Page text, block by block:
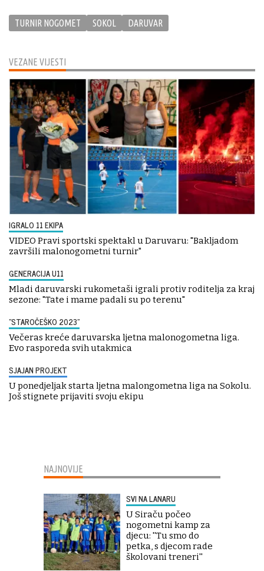
VEZANE VIJESTI
IGRALO 11 EKIPA
VIDEO Pravi sportski spektakl u Daruvaru: "Bakljadom
završili malonogometni turnir"
GENERACIJA U11
Mladi daruvarski rukometaši igrali protiv roditelja za kraj
sezone: "Tate i mame padali su po terenu"
"STAROČEŠKO 2023"
Večeras kreće daruvarska ljetna malonogometna liga.
Evo rasporeda svih utakmica
SJAJAN PROJEKT
U ponedjeljak starta ljetna malongometna liga na Sokolu.
Još stignete prijaviti svoju ekipu
TURNIR NOGOMET SOKOL DARUVAR
NAJNOVIJE
SVI NA LANARU
U Siraču počeo
nogometni kamp za
djecu: ''Tu smo do
petka, s djecom rade
školovani treneri''